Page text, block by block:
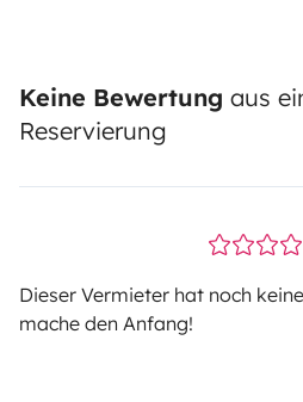
Keine Bewertung aus
Reservierung
Dieser Vermieter hat noch
mache den Anfang!